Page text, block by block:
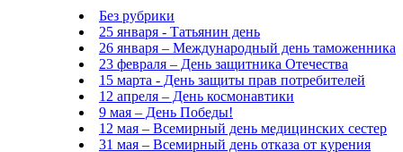
Без рубрики
25 января - Татьянин день
26 января – Международный день таможенника
23 февраля – День защитника Отечества
15 марта - День защиты прав потребителей
12 апреля – День космонавтики
9 мая – День Победы!
12 мая – Всемирный день медицинских сестер
31 мая – Всемирный день отказа от курения